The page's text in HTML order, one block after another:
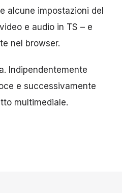
alcune impostazioni del
e audio in TS – e
nel browser.
Indipendentemente
e successivamente
multimediale.